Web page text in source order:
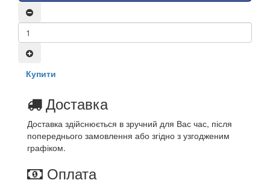
Купити
Доставка
Доставка здійснюється в зручний для Вас час, після
попереднього замовлення або згідно з узгодженим
графіком.
Оплата